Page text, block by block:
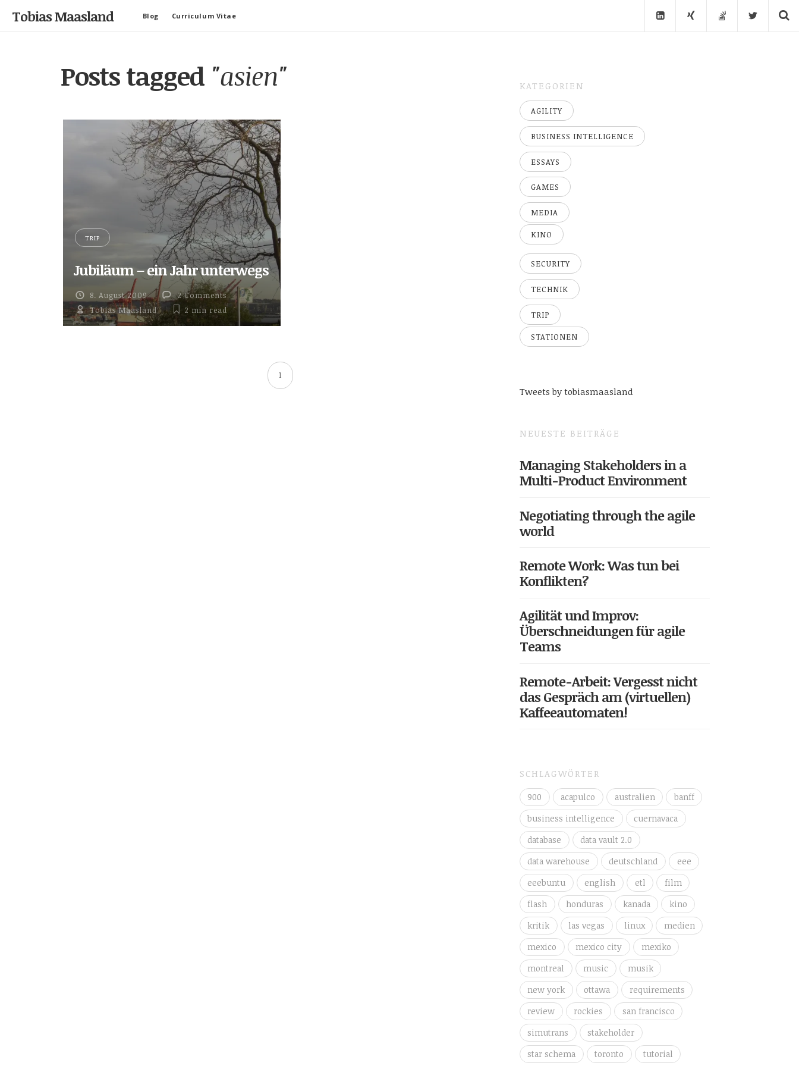
Tobias Maasland Blog Curriculum Vitae
Posts tagged "asien"
TRIP
Jubiläum – ein Jahr unterwegs
8. August 2009
2 Comments
Tobias Maasland
2 min read
1
KATEGORIEN
AGILITY
BUSINESS INTELLIGENCE
ESSAYS
GAMES
MEDIA
KINO
SECURITY
TECHNIK
TRIP
STATIONEN
Tweets by tobiasmaasland
NEUESTE BEITRÄGE
Managing Stakeholders in a
Multi-Product Environment
Negotiating through the agile
world
Remote Work: Was tun bei
Konflikten?
Agilität und Improv:
Überschneidungen für agile
Teams
Remote-Arbeit: Vergesst nicht
das Gespräch am (virtuellen)
Kaffeeautomaten!
SCHLAGWÖRTER
900 acapulco australien
banff
business intelligence
cuernavaca
database
data vault 2.0
data warehouse
deutschland
eee
eeebuntu
english etl
film
flash
honduras kanada
kino
kritik
las vegas linux
medien
mexico
mexico city
mexiko
montreal
music
musik
new york
ottawa
requirements
review
rockies
san francisco
simutrans
stakeholder
star schema
toronto tutorial